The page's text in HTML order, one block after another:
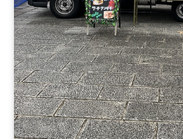
果汁100% りんごジュース、レモ
ッシュ、ホットコーヒー、ホット
抹茶ミルク、いちごミルク、ミッ
ーダ、アイスティー、ロイヤルミ
ヒー、カフェオレ、おにぎり
円、塩おにぎり 350円、ノンア
たっぷりかき氷、豚汁、おにぎり
り 450円、おにぎりセット（具
ち、かき氷、おにぎりセット（塩